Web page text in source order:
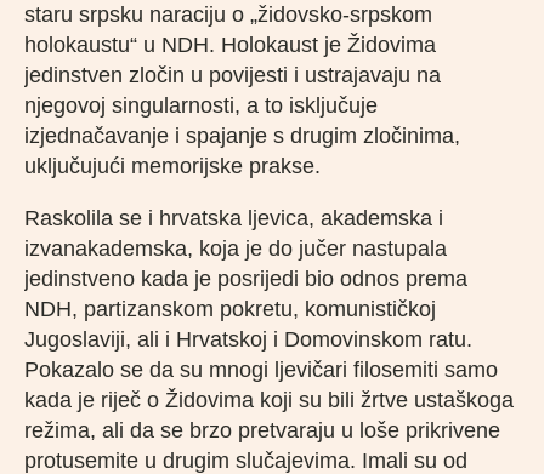
staru srpsku naraciju o „židovsko-srpskom
holokaustu“ u NDH. Holokaust je Židovima
jedinstven zločin u povijesti i ustrajavaju na
njegovoj singularnosti, a to isključuje
izjednačavanje i spajanje s drugim zločinima,
uključujući memorijske prakse.
Raskolila se i hrvatska ljevica, akademska i
izvanakademska, koja je do jučer nastupala
jedinstveno kada je posrijedi bio odnos prema
NDH, partizanskom pokretu, komunističkoj
Jugoslaviji, ali i Hrvatskoj i Domovinskom ratu.
Pokazalo se da su mnogi ljevičari filosemiti samo
kada je riječ o Židovima koji su bili žrtve ustaškoga
režima, ali da se brzo pretvaraju u loše prikrivene
protusemite u drugim slučajevima. Imali su od